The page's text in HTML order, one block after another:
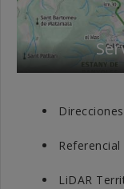
LiDAR